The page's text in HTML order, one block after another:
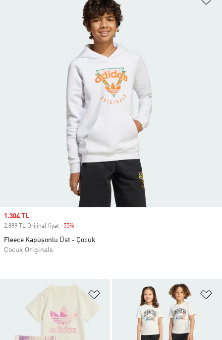
Favori Listesine Ekle
Sale price
1.304 TL
2.899 TL Orijinal fiyat -55%
Fleece Kapüşonlu Üst - Çocuk
Çocuk Originals